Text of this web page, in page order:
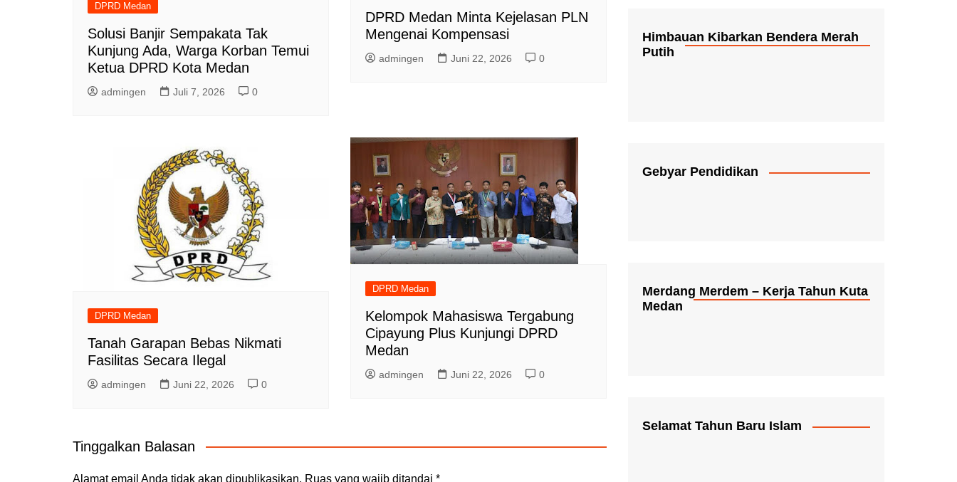
DPRD Medan
Solusi Banjir Sempakata Tak
Kunjung Ada, Warga Korban Temui
Ketua DPRD Kota Medan
admingen Juli 7, 2026 0
DPRD Medan Minta Kejelasan PLN
Mengenai Kompensasi
admingen Juni 22, 2026 0
DPRD Medan
Tanah Garapan Bebas Nikmati
Fasilitas Secara Ilegal
admingen Juni 22, 2026 0
DPRD Medan
Kelompok Mahasiswa Tergabung
Cipayung Plus Kunjungi DPRD
Medan
admingen Juni 22, 2026 0
Tinggalkan Balasan
Alamat email Anda tidak akan dipublikasikan. Ruas yang wajib ditandai *
Himbauan Kibarkan Bendera Merah
Putih
Gebyar Pendidikan
Merdang Merdem – Kerja Tahun Kuta
Medan
Selamat Tahun Baru Islam